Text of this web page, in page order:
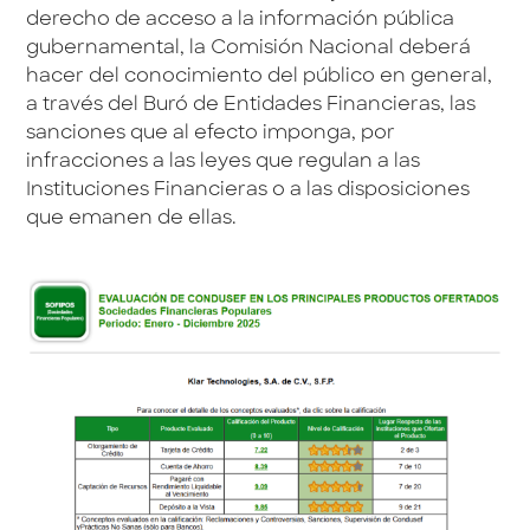
derecho de acceso a la información pública
gubernamental, la Comisión Nacional deberá
hacer del conocimiento del público en general,
a través del Buró de Entidades Financieras, las
sanciones que al efecto imponga, por
infracciones a las leyes que regulan a las
Instituciones Financieras o a las disposiciones
que emanen de ellas.